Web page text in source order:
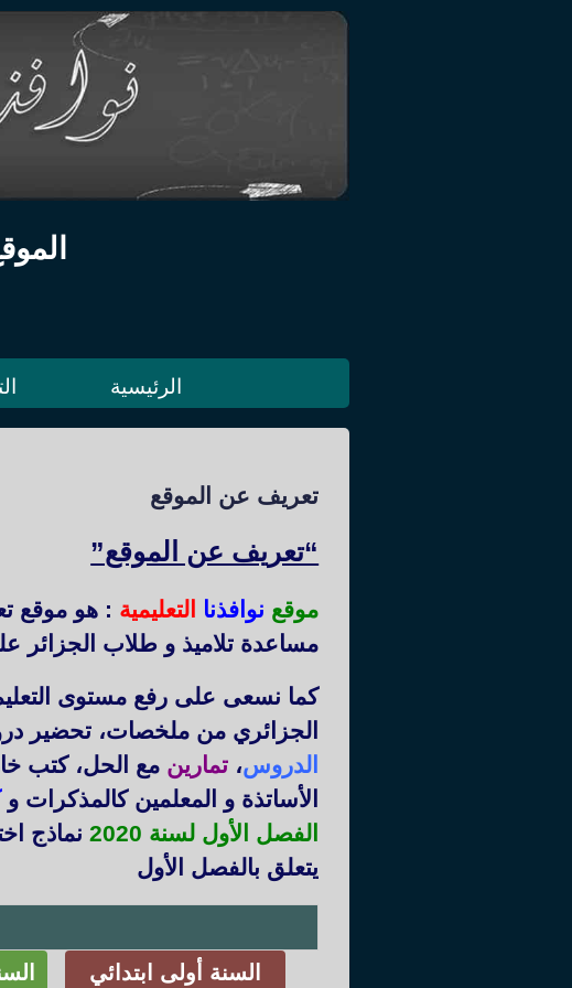
الرئيسية
تعريف عن الموقع
“تعريف عن الموقع”
موقع نوافذنا التعليمية : هو موقع
مساعدة تلاميذ و طلاب الجزائر
كما نسعى على رفع مستوى
الجزائري من ملخصات، تحضير
الدروس، تمارين مع الحل، كتب
الأساتذة و المعلمين كالمذكرات و
الفصل الأول لسنة 2020
نماذج
يتعلق بالفصل الأول
السنة أولى ابتدائي